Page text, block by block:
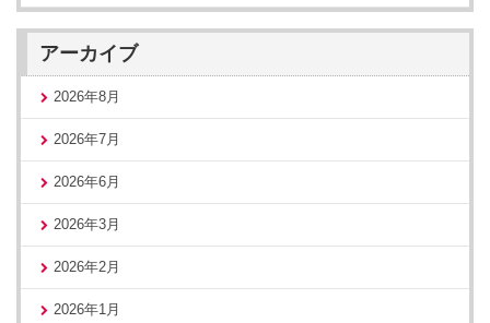
アーカイブ
2026年8月
2026年7月
2026年6月
2026年3月
2026年2月
2026年1月